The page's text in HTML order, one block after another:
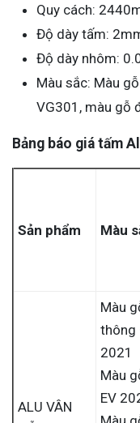
Quy cách:
Độ dày tấm:
Độ dày nhôm:
Màu sắc: Màu
VG301, màu gỗ
Bảng báo giá tấm
Sản phẩm Màu
ALU VÂN
Màu
thông
2021
Màu
EV